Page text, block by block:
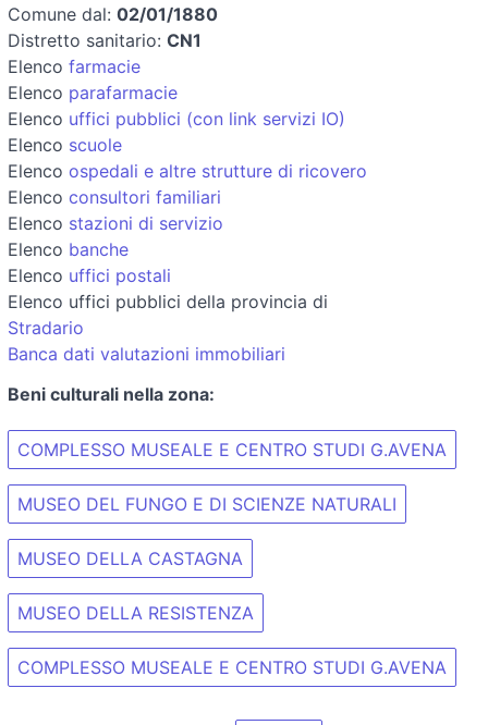
Comune dal: 02/01/1880
Distretto sanitario: CN1
Elenco farmacie
Elenco parafarmacie
Elenco uffici pubblici (con link servizi IO)
Elenco scuole
Elenco ospedali e altre strutture di ricovero
Elenco consultori familiari
Elenco stazioni di servizio
Elenco banche
Elenco uffici postali
Elenco uffici pubblici della provincia di
Stradario
Banca dati valutazioni immobiliari
Beni culturali nella zona:
COMPLESSO MUSEALE E CENTRO STUDI G.AVENA
MUSEO DEL FUNGO E DI SCIENZE NATURALI
MUSEO DELLA CASTAGNA
MUSEO DELLA RESISTENZA
COMPLESSO MUSEALE E CENTRO STUDI G.AVENA